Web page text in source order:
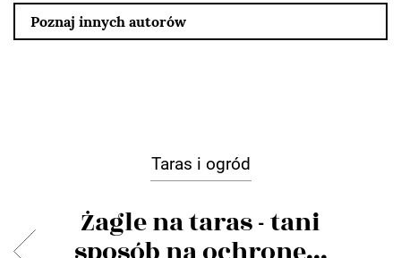
Poznaj innych autorów
Taras i ogród
Żagle na taras - tani